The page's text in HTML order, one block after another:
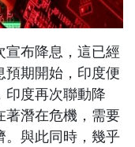
宣布降息，這已經
預期開始，印度便
印度再次聯動降
著潛在危機，需要
。與此同時，幾乎